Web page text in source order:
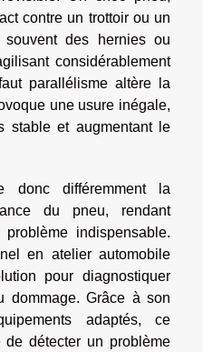
contre un trottoir ou un
souvent des hernies ou
considérablement
parallélisme altère la
une usure inégale,
stable et augmentant le
donc différemment la
du pneu, rendant
problème indispensable.
en atelier automobile
pour diagnostiquer
dommage. Grâce à son
adaptés, ce
détecter un problème